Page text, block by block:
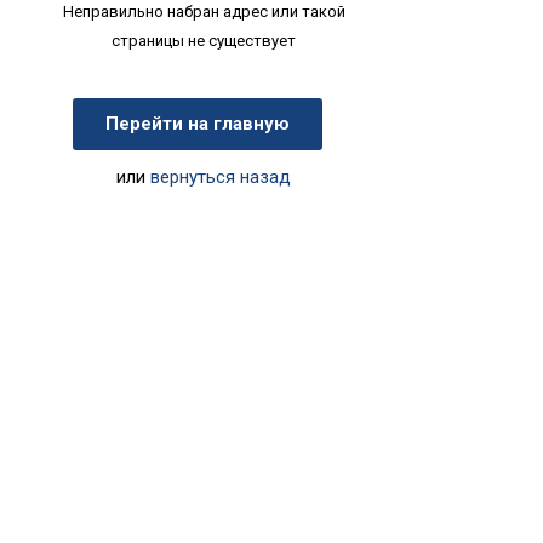
Неправильно набран адрес или такой
страницы не существует
Перейти на главную
или вернуться назад